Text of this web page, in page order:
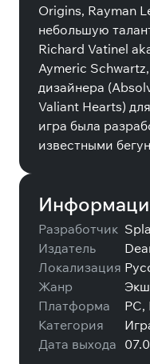
Origins, Rayman
небольшую
Richard Vatinel
Aymeric
дизайнера
Valiant Hearts)
игра была
известными
Разработчик
Издатель
Локализация
Жанр
Платформа
PC,
Категория
Дата выхода